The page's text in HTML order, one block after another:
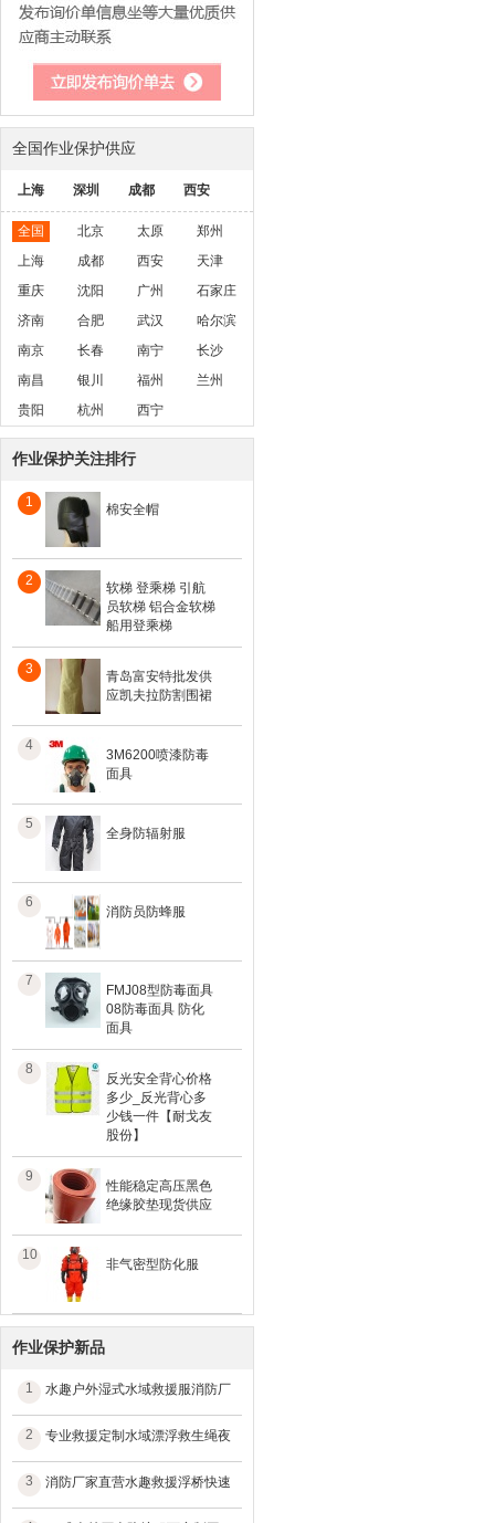
全国作业保护供应
上海 深圳 成都 西安
全国 北京 太原
郑州
上海
成都 西安
天津
重庆
沈阳 广州
石家庄
济南
合肥 武汉
哈尔滨
南京
长春 南宁
长沙
南昌
银川 福州
兰州
贵阳
杭州 西宁
作业保护关注排行
1 棉安全帽
2
软梯 登乘梯 引航
员软梯 铝合金软梯
船用登乘梯
3
青岛富安特批发供
应凯夫拉防割围裙
4
3M6200喷漆防毒
面具
5
全身防辐射服
6
消防员防蜂服
7
FMJ08型防毒面具
08防毒面具 防化
面具
8
反光安全背心价格
多少_反光背心多
少钱一件【耐戈友
股份】
9
性能稳定高压黑色
绝缘胶垫现货供应
10
非气密型防化服
作业保护新品
1 水趣户外湿式水域救援服消防厂
2 专业救援定制水域漂浮救生绳夜
3 消防厂家直营水趣救援浮桥快速